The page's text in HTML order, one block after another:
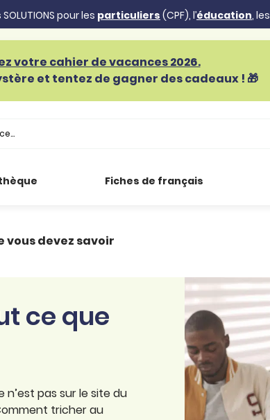
pour les particuliers (CPF), l’éducation, les
votre cahier de vacances 2026.
et tentez de gagner des cadeaux ! 🎁
Fiches de français
vous devez savoir
ce que
n’est pas sur le site du
tricher au